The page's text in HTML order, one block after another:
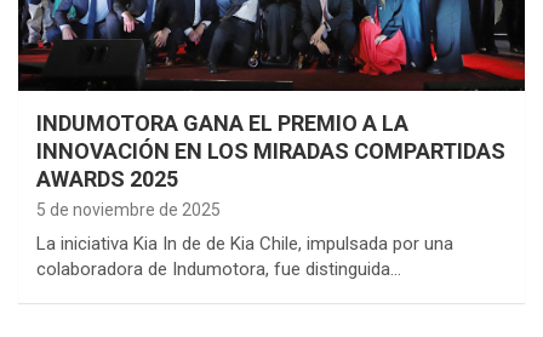
INDUMOTORA GANA EL PREMIO A LA
INNOVACIÓN EN LOS MIRADAS COMPARTIDAS
AWARDS 2025
5 de noviembre de 2025
La iniciativa Kia In de de Kia Chile, impulsada por una
colaboradora de Indumotora, fue distinguida…